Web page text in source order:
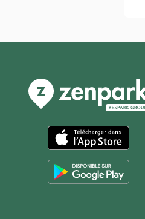
App Store